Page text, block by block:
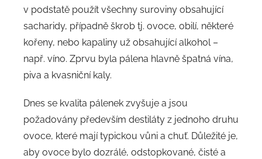
v podstatě použít všechny suroviny obsahující
sacharidy, případně škrob tj. ovoce, obilí, některé
kořeny, nebo kapaliny už obsahující alkohol –
např. víno. Zprvu byla pálena hlavně špatná vína,
piva a kvasniční kaly.
Dnes se kvalita pálenek zvyšuje a jsou
požadovány především destiláty z jednoho druhu
ovoce, které mají typickou vůni a chuť. Důležité je,
aby ovoce bylo dozrálé, odstopkované, čisté a